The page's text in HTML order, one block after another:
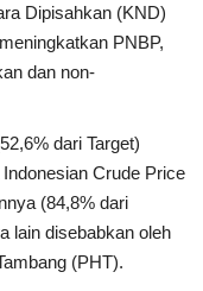
Dipisahkan (KND)
PNBP,
dan non-
dari Target)
Crude Price
(84,8% dari
lain disebabkan oleh
(PHT).